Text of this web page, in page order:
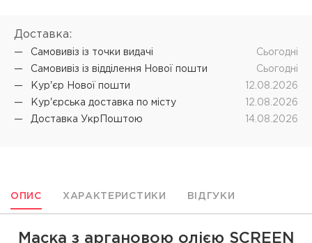
Доставка:
Самовивіз iз точки видачі
Cьогодні
Самовивіз iз відділення Нової пошти
Cьогодні
Кур'єр Нової пошти
12.08.2026
Кур'єрська доставка по місту
12.08.2026
Доставка УкрПоштою
14.08.2026
ОПИС ХАРАКТЕРИСТИКИ ВІДГУКИ
Маска з аргановою олією SCREEN